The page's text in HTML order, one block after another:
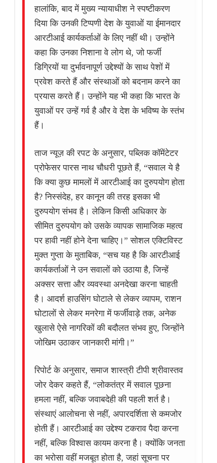
हालांकि, बाद में मुख्य न्यायाधीश ने स्पष्टीकरण
दिया कि उनकी टिप्पणी देश के युवाओं या ईमानदार
आरटीआई कार्यकर्ताओं के लिए नहीं थी। उन्होंने
कहा कि उनका निशाना वे लोग थे, जो फर्जी
डिग्रियों या दुर्भावनापूर्ण उद्देश्यों के साथ पेशों में
प्रवेश करते हैं और संस्थाओं को बदनाम करने का
प्रयास करते हैं। उन्होंने यह भी कहा कि भारत के
युवाओं पर उन्हें गर्व है और वे देश के भविष्य के स्तंभ
हैं।
ताज न्यूज़ की रपट के अनुसार, पब्लिक कॉमेंटेटर
प्रोफेसर पारस नाथ चौधरी पूछते हैं, “सवाल ये है
कि क्या कुछ मामलों में आरटीआई का दुरुपयोग होता
है? निस्संदेह, हर कानून की तरह इसका भी
दुरुपयोग संभव है। लेकिन किसी अधिकार के
सीमित दुरुपयोग को उसके व्यापक सामाजिक महत्व
पर हावी नहीं होने देना चाहिए।” सोशल एक्टिविस्ट
मुक्त गुप्ता के मुताबिक, “सच यह है कि आरटीआई
कार्यकर्ताओं ने उन सवालों को उठाया है, जिन्हें
अक्सर सत्ता और व्यवस्था अनदेखा करना चाहती
है। आदर्श हाउसिंग घोटाले से लेकर व्यापम, राशन
घोटालों से लेकर मनरेगा में फर्जीवाड़े तक, अनेक
खुलासे ऐसे नागरिकों की बदौलत संभव हुए, जिन्होंने
जोखिम उठाकर जानकारी मांगी।”
रिपोर्ट के अनुसार, समाज शास्त्री टीपी श्रीवास्तव
जोर देकर कहते हैं, “लोकतंत्र में सवाल पूछना
हमला नहीं, बल्कि जवाबदेही की पहली शर्त है।
संस्थाएं आलोचना से नहीं, अपारदर्शिता से कमजोर
होती हैं। आरटीआई का उद्देश्य टकराव पैदा करना
नहीं, बल्कि विश्वास कायम करना है। क्योंकि जनता
का भरोसा वहीं मजबूत होता है, जहां सूचना पर